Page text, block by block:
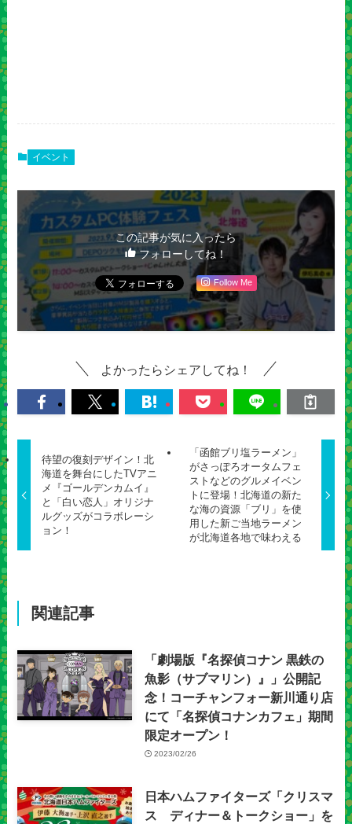
イベント
この記事が気に入ったら
フォローしてね！
Follow Me
よかったらシェアしてね！
待望の復刻デザイン！北
海道を舞台にしたTVアニ
メ『ゴールデンカムイ』
と「白い恋人」オリジナ
ルグッズがコラボレーシ
ョン！
「函館ブリ塩ラーメン」
がさっぽろオータムフェ
ストなどのグルメイベン
トに登場！北海道の新た
な海の資源「ブリ」を使
用した新ご当地ラーメン
が北海道各地で味わえる
関連記事
「劇場版『名探偵コナン 黒鉄の
魚影（サブマリン）』」公開記
念！コーチャンフォー新川通り店
にて「名探偵コナンカフェ」期間
限定オープン！
2023/02/26
日本ハムファイターズ「クリスマ
ス ディナー＆トークショー」を